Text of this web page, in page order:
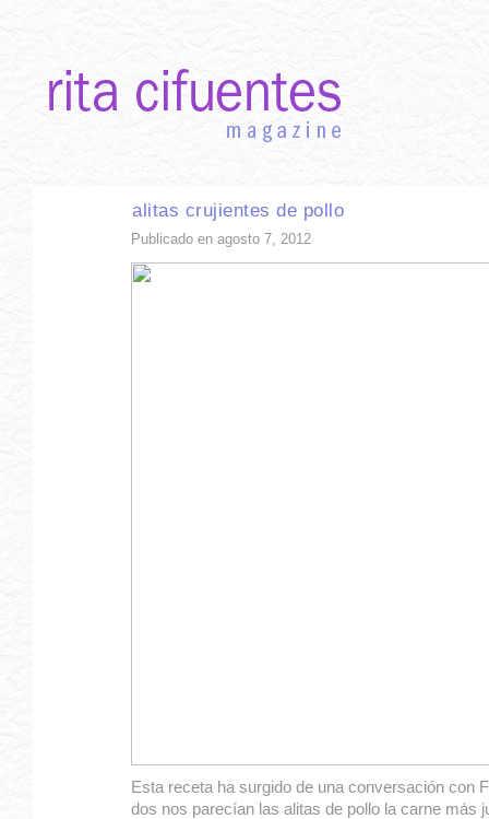
alitas crujientes de pollo
Publicado en agosto 7, 2012
Esta receta ha surgido de una conversación con
dos nos parecían las alitas de pollo la carne más